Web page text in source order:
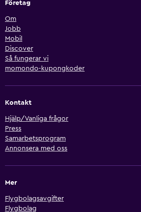
Företag
Om
Jobb
Mobil
Discover
Så fungerar vi
momondo-kupongkoder
Kontakt
Hjälp/Vanliga frågor
Press
Samarbetsprogram
Annonsera med oss
Mer
Flygbolagsavgifter
Flygbolag